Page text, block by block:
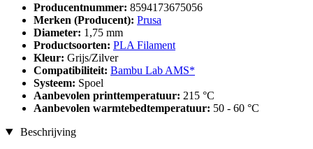
Producentnummer: 8594173675056
Merken (Producent): Prusa
Diameter: 1,75 mm
Productsoorten: PLA Filament
Kleur: Grijs/Zilver
Compatibiliteit: Bambu Lab AMS*
Systeem: Spoel
Aanbevolen printtemperatuur: 215 °C
Aanbevolen warmtebedtemperatuur: 50 - 60 °C
Beschrijving